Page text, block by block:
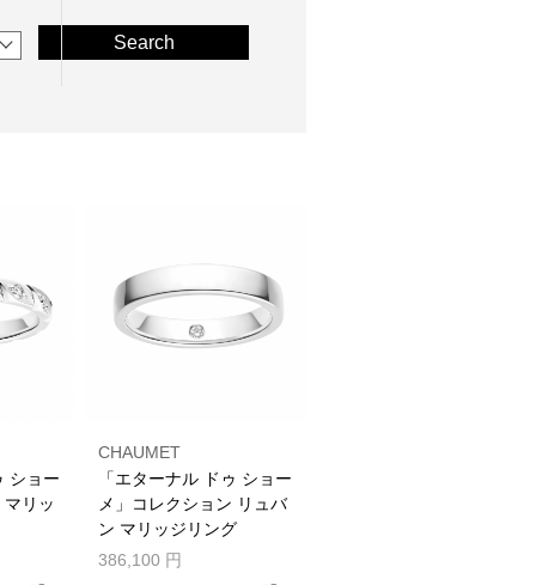
Search
ショー
リッ
CHAUMET
「エターナル ドゥ ショー
メ」コレクション リュバ
ン マリッジリング
386,100 円